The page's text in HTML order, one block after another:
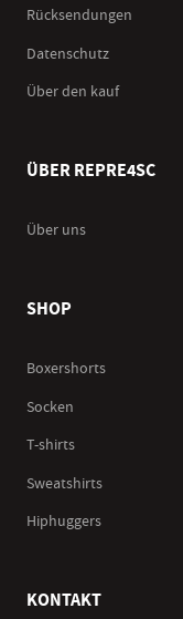
Rücksendungen
Datenschutz
Über den kauf
ÜBER REPRE4SC
Über uns
SHOP
Boxershorts
Socken
T-shirts
Sweatshirts
Hiphuggers
KONTAKT